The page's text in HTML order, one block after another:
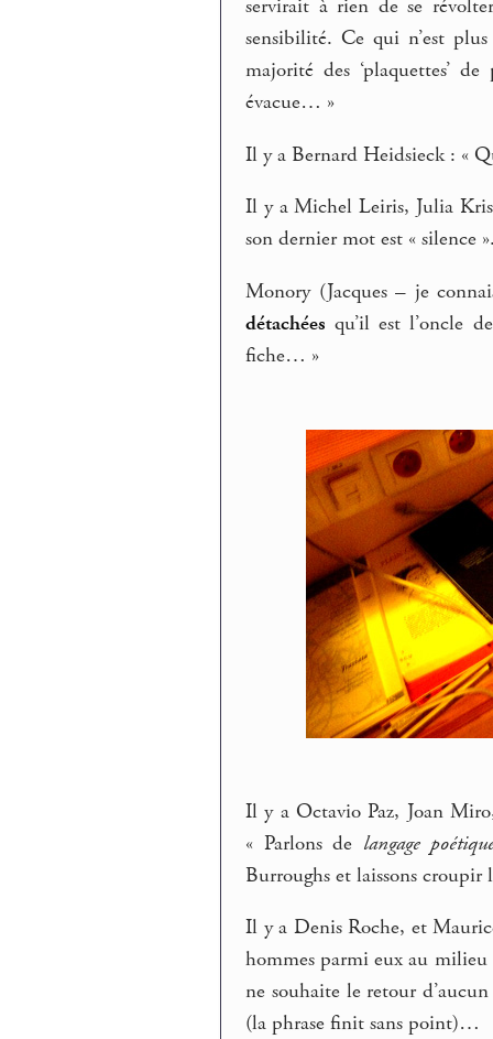
servirait à rien de se
sensibilité. Ce qui n’est
majorité des ‘plaquettes’
évacue… »
Il y a Bernard Heidsieck : «
Il y a Michel Leiris, Julia
son dernier mot est « silence
Monory (Jacques – je
détachées qu’il est l’oncle
fiche… »
Il y a Octavio Paz, Joan
« Parlons de langage
Burroughs et laissons croupir
Il y a Denis Roche, et
hommes parmi eux au milieu
ne souhaite le retour
(la phrase finit sans point)…